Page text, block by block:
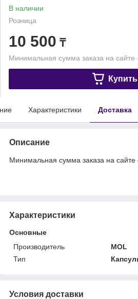
В наличии
Розница
10 500 ₸
Минимальная сумма заказа на
Купить
Характеристики Доставка
Описание
Минимальная сумма заказа на
Характеристики
Основные
Производитель
MOL
Тип
Условия доставки